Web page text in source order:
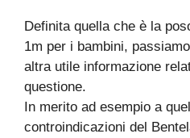
Definita quella che è la
1m per i bambini,
altra utile informazione
questione.
In merito ad esempio a
controindicazioni del